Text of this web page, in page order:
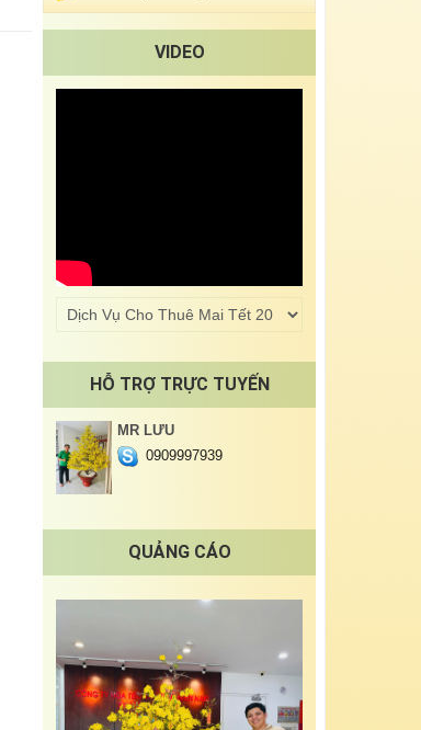
VIDEO
HỖ TRỢ TRỰC TUYẾN
MR LƯU
0909997939
QUẢNG CÁO